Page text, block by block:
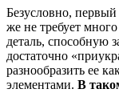
Безусловно,
же не требует
деталь, способную
достаточно
разнообразить ее
элементами. В